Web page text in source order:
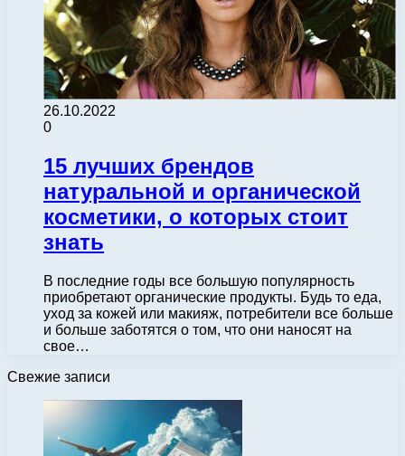
26.10.2022
0
15 лучших брендов
натуральной и органической
косметики, о которых стоит
знать
В последние годы все большую популярность
приобретают органические продукты. Будь то еда,
уход за кожей или макияж, потребители все больше
и больше заботятся о том, что они наносят на
свое…
Свежие записи